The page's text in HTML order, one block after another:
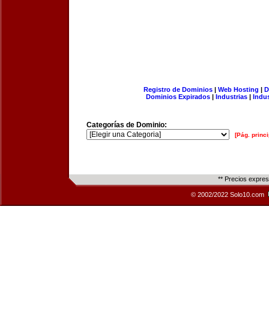
Registro de Dominios| Web Hosting |
Dominios Expirados | Industrias |
Categorías de Dominio:
[Pág.
** Precios
© 2002/2022 Solo10.com